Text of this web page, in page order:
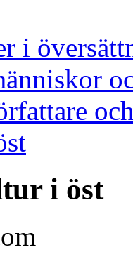
i
i öst